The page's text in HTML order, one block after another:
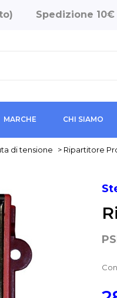
Spedizione
MARCHE CHI SIAMO
di tensione > Ripartitore